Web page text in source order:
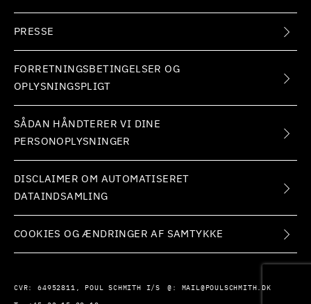
CVR: 64952811, POUL SCHMITH I/S @: MAIL@POULSCHMITH.DK
PRESSE
FORRETNINGSBETINGELSER OG
OPLYSNINGSPLIGT
SÅDAN HÅNDTERER VI DINE
PERSONOPLYSNINGER
DISCLAIMER OM AUTOMATISERET
DATAINDSAMLING
COOKIES OG ÆNDRINGER AF SAMTYKKE